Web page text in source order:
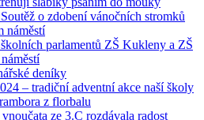
o zdobení vánočních stromků
náměstí
parlamentů ZŠ Kukleny a ZŠ
deníky
– tradiční adventní akce naší školy
z florbalu
ze 3.C rozdávala radost